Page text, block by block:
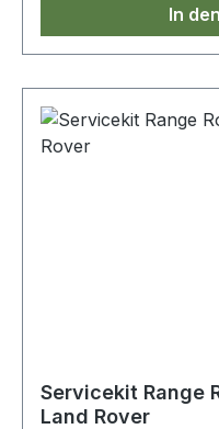
In
Servicekit Range
Land Rover